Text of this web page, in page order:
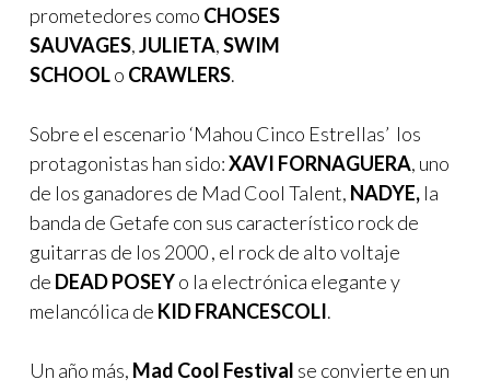
prometedores como CHOSES
SAUVAGES,JULIETA,SWIM
SCHOOLo CRAWLERS.
Sobre el escenario ‘Mahou Cinco Estrellas’ los
protagonistas han sido:XAVI FORNAGUERA, uno
de los ganadores de Mad Cool Talent, NADYE, la
banda de Getafe con sus característico rock de
guitarras de los 2000 , el rock de alto voltaje
de DEAD POSEYo la electrónica elegante y
melancólica de KID FRANCESCOLI.
Un año más, Mad Cool Festival se convierte en un